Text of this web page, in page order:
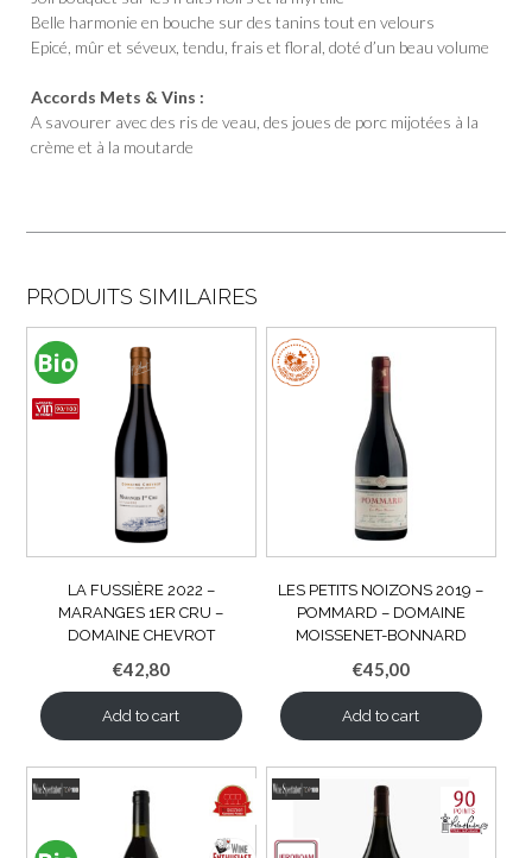
Belle harmonie en bouche sur des tanins tout en velours
Epicé, mûr et séveux, tendu, frais et floral, doté d’un beau volume
Accords Mets & Vins :
A savourer avec des ris de veau, des joues de porc mijotées à la
crème et à la moutarde
PRODUITS SIMILAIRES
LA FUSSIÈRE 2022 –
MARANGES 1ER CRU –
DOMAINE CHEVROT
€42,80
Add to cart
LES PETITS NOIZONS 2019 –
POMMARD – DOMAINE
MOISSENET-BONNARD
€45,00
Add to cart